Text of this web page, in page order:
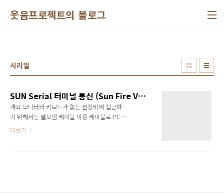
웃음프로젝트의 블로그
시리얼
SUN Serial 터미널 통신 (Sun Fire V445)
개요 모니터와 키보드가 없는 썬장비에 접근하
기 위해서는 널모뎀 케이블 이용 케이블로 PC와
SUN장비에 연결한 후 PC에서 터미널 프로그램
더보기